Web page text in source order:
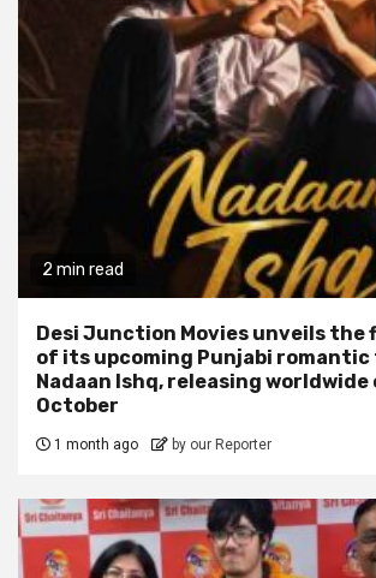
2 min read
Desi Junction Movies unveils
of its upcoming Punjabi
Nadaan Ishq, releasing worldwide
October
1 month ago by our Reporter